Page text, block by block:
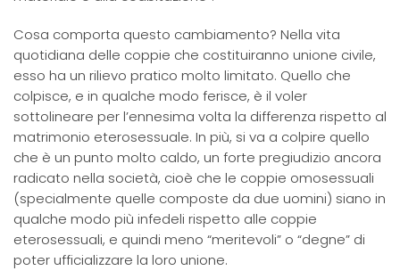
Cosa comporta questo cambiamento? Nella vita
quotidiana delle coppie che costituiranno unione civile,
esso ha un rilievo pratico molto limitato. Quello che
colpisce, e in qualche modo ferisce, è il voler
sottolineare per l’ennesima volta la differenza rispetto al
matrimonio eterosessuale. In più, si va a colpire quello
che è un punto molto caldo, un forte pregiudizio ancora
radicato nella società, cioè che le coppie omosessuali
(specialmente quelle composte da due uomini) siano in
qualche modo più infedeli rispetto alle coppie
eterosessuali, e quindi meno “meritevoli” o “degne” di
poter ufficializzare la loro unione.